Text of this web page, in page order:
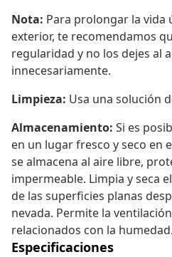
Nota: Para prolongar la vida
exterior, te recomendamos
regularidad y no los dejes al
innecesariamente.
Limpieza: Usa una solución
Almacenamiento: Si es
en un lugar fresco y seco en
se almacena al aire libre,
impermeable. Limpia y seca
de las superficies planas
nevada. Permite la
relacionados con la humedad.
Especificaciones